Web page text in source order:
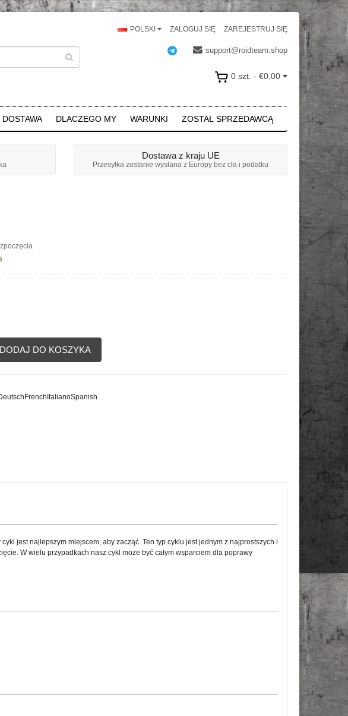
ZALOGUJ SIĘ ZAREJESTRUJ SIĘ
POLSKI
support@roidteam.shop
0 szt. - €0,00
DOSTAWA DLACZEGO MY WARUNKI ZOSTAŁ SPRZEDAWCĄ
Dostawa z kraju UE
Przesyłka zostanie wysłana z Europy bez cła i podatku
DODAJ DO KOSZYKA
French ItalianoSpanish
jest najlepszym miejscem, aby zacząć. Ten typ cyklu jest jednym z najprostszych i
W wielu przypadkach nasz cykl może być całym wsparciem dla poprawy